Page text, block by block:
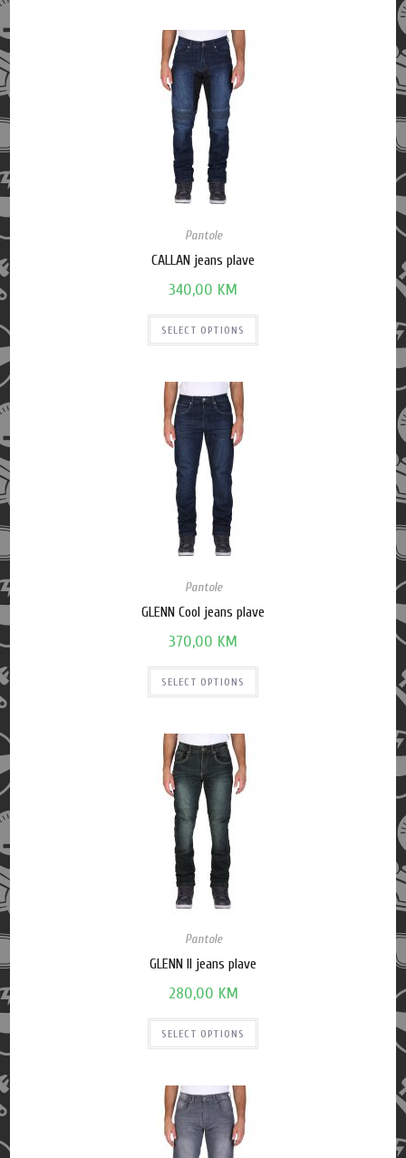
Pantole
CALLAN jeans plave
340,00 KM
SELECT OPTIONS
Pantole
GLENN Cool jeans plave
370,00 KM
SELECT OPTIONS
Pantole
GLENN II jeans plave
280,00 KM
SELECT OPTIONS